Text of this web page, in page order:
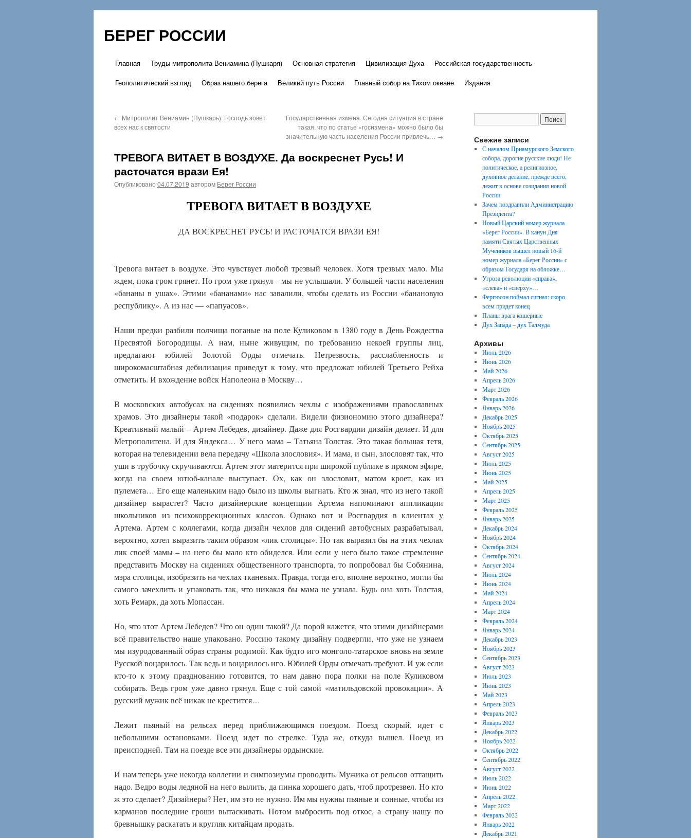
БЕРЕГ РОССИИ
Перейти
Главная Труды митрополита Вениамина (Пушкаря) Основная стратегия Цивилизация Духа
Российская государственность
Геополитический взгляд
Образ нашего берега Великий путь России Главный собор на Тихом океане Издания
← Митрополит Вениамин (Пушкарь). Господь зовет
всех нас к святости
Государственная измена. Сегодня ситуация в стране
такая, что по статье «госизмена» можно было бы
значительную часть населения России привлечь… →
ТРЕВОГА ВИТАЕТ В ВОЗДУХЕ. Да воскреснет Русь! И
расточатся врази Ея!
Опубликовано 04.07.2019 автором Берег России
ТРЕВОГА ВИТАЕТ В ВОЗДУХЕ
ДА ВОСКРЕСНЕТ РУСЬ! И РАСТОЧАТСЯ ВРАЗИ ЕЯ!
Тревога витает в воздухе. Это чувствует любой трезвый человек. Хотя трезвых мало. Мы
ждем, пока гром грянет. Но гром уже грянул – мы не услышали. У большей части населения
«бананы в ушах». Этими «бананами» нас завалили, чтобы сделать из России «банановую
республику». А из нас — «папуасов».
Наши предки разбили полчища поганые на поле Куликовом в 1380 году в День Рождества
Пресвятой Богородицы. А нам, ныне живущим, по требованию некоей группы лиц,
предлагают юбилей Золотой Орды отмечать. Нетрезвость, расслабленность и
широкомасштабная дебилизация приведут к тому, что предложат юбилей Третьего Рейха
отметить. И вхождение войск Наполеона в Москву…
В московских автобусах на сидениях появились чехлы с изображениями православных
храмов. Это дизайнеры такой «подарок» сделали. Видели физиономию этого дизайнера?
Креативный малый – Артем Лебедев, дизайнер. Даже для Росгвардии дизайн делает. И для
Метрополитена. И для Яндекса… У него мама – Татьяна Толстая. Это такая большая тетя,
которая на телевидении вела передачу «Школа злословия». И мама, и сын, злословят так, что
уши в трубочку скручиваются. Артем этот матерится при широкой публике в прямом эфире,
когда на своем ютюб-канале выступает. Ох, как он злословит, матом кроет, как из
пулемета… Его еще маленьким надо было из школы выгнать. Кто ж знал, что из него такой
дизайнер вырастет? Часто дизайнерские концепции Артема напоминают аппликации
школьников из психокоррекционных классов. Однако вот и Росгвардия в клиентах у
Артема. Артем с коллегами, когда дизайн чехлов для сидений автобусных разрабатывал,
вероятно, хотел выразить таким образом «лик столицы». Но так выразил бы на этих чехлах
лик своей мамы – на него бы мало кто обиделся. Или если у него было такое стремление
представить Москву на сидениях общественного транспорта, то попробовал бы Собянина,
мэра столицы, изобразить на чехлах тканевых. Правда, тогда его, вполне вероятно, могли бы
самого зачехлить и упаковать так, что никакая бы мама не узнала. Будь она хоть Толстая,
хоть Ремарк, да хоть Мопассан.
Но, что этот Артем Лебедев? Что он один такой? Да порой кажется, что этими дизайнерами
всё правительство наше упаковано. Россию такому дизайну подвергли, что уже не узнаем
мы изуродованный образ страны родимой. Как будто иго монголо-татарское вновь на земле
Русской воцарилось. Так ведь и воцарилось иго. Юбилей Орды отмечать требуют. И уж если
кто-то к этому празднованию готовится, то нам давно пора полки на поле Куликовом
собирать. Ведь гром уже давно грянул. Еще с той самой «матильдовской провокации». А
русский мужик всё никак не крестится…
Лежит пьяный на рельсах перед приближающимся поездом. Поезд скорый, идет с
небольшими остановками. Поезд идет по стрелке. Туда же, откуда вышел. Поезд из
преисподней. Там на поезде все эти дизайнеры ордынские.
И нам теперь уже некогда коллегии и симпозиумы проводить. Мужика от рельсов оттащить
надо. Ведро воды ледяной на него вылить, да пинка хорошего дать, чтоб протрезвел. Но кто
ж это сделает? Дизайнеры? Нет, им это не нужно. Им мы нужны пьяные и сонные, чтобы из
карманов последние гроши вытаскивать. Потом выбросить под откос, а страну нашу по
бревнышку раскатать и кругляк китайцам продать.
Свежие записи
С началом Приамурского Земского
собора, дорогие русские люди! Не
политическое, а религиозное,
духовное делание, прежде всего,
лежит в основе созидания новой
России
Зачем поздравили Администрацию
Президента?
Новый Царский номер журнала
«Берег России». В канун Дня
памяти Святых Царственных
Мучеников вышел новый 16-й
номер журнала «Берег России» с
образом Государя на обложке…
Угроза революции «справа»,
«слева» и «сверху»…
Фергюсон поймал сигнал: скоро
всем придет конец
Планы врага кошерные
Дух Запада – дух Талмуда
Архивы
Июль 2026
Июнь 2026
Май 2026
Апрель 2026
Март 2026
Февраль 2026
Январь 2026
Декабрь 2025
Ноябрь 2025
Октябрь 2025
Сентябрь 2025
Август 2025
Июль 2025
Июнь 2025
Май 2025
Апрель 2025
Март 2025
Февраль 2025
Январь 2025
Декабрь 2024
Ноябрь 2024
Октябрь 2024
Сентябрь 2024
Август 2024
Июль 2024
Июнь 2024
Май 2024
Апрель 2024
Март 2024
Февраль 2024
Январь 2024
Декабрь 2023
Ноябрь 2023
Сентябрь 2023
Август 2023
Июль 2023
Июнь 2023
Май 2023
Апрель 2023
Февраль 2023
Январь 2023
Декабрь 2022
Ноябрь 2022
Октябрь 2022
Сентябрь 2022
Август 2022
Июль 2022
Июнь 2022
Апрель 2022
Март 2022
Февраль 2022
Январь 2022
Декабрь 2021